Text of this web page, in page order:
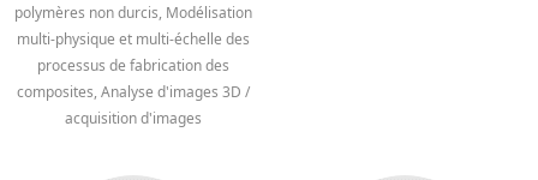
polymères non durcis, Modélisation
multi-physique et multi-échelle des
processus de fabrication des
composites, Analyse d'images 3D /
acquisition d'images